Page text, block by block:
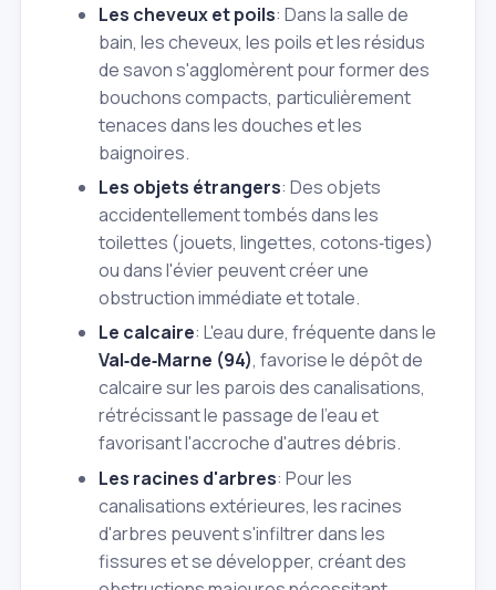
Les cheveux et poils: Dans la salle de
bain, les cheveux, les poils et les résidus
de savon s'agglomèrent pour former des
bouchons compacts, particulièrement
tenaces dans les douches et les
baignoires.
Les objets étrangers: Des objets
accidentellement tombés dans les
toilettes (jouets, lingettes, cotons‑tiges)
ou dans l'évier peuvent créer une
obstruction immédiate et totale.
Le calcaire: L'eau dure, fréquente dans le
Val‑de‑Marne (94), favorise le dépôt de
calcaire sur les parois des canalisations,
rétrécissant le passage de l'eau et
favorisant l'accroche d'autres débris.
Les racines d'arbres: Pour les
canalisations extérieures, les racines
d'arbres peuvent s'infiltrer dans les
fissures et se développer, créant des